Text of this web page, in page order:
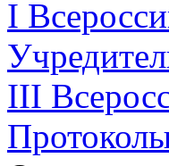
I
III